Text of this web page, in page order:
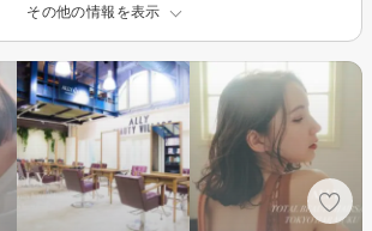
その他の情報を表示